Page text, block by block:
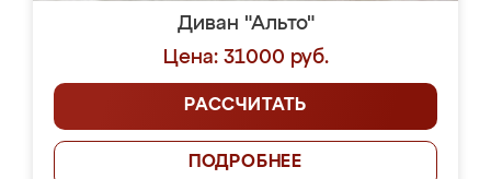
Диван "Альто"
Цена: 31000 руб.
РАССЧИТАТЬ
ПОДРОБНЕЕ